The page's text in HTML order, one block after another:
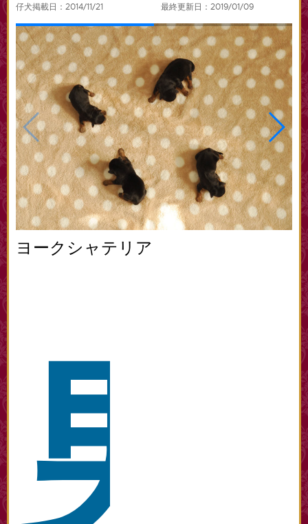
仔犬掲載日：2014/11/21 最終更新日：2019/01/09
ヨークシャテリア
男